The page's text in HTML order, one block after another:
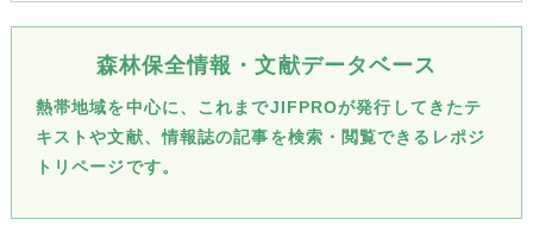
森林保全情報・文献データベース
熱帯地域を中心に、これまでJIFPROが発行してきたテ
キストや文献、情報誌の記事を検索・閲覧できるレポジ
トリページです。